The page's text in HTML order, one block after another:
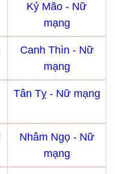
Kỷ Mão - Nữ
mạng
Canh Thìn - Nữ
mạng
Tân Tỵ - Nữ mạng
Nhâm Ngọ - Nữ
mạng